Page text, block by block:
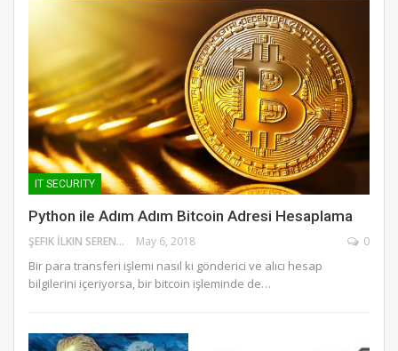
IT SECURITY
Python ile Adım Adım Bitcoin Adresi Hesaplama
ŞEFIK İLKIN SERENGIL May 6, 2018 0
Bir para transferi işlemi nasıl ki gönderici ve alıcı hesap
bilgilerini içeriyorsa, bir bitcoin işleminde de…